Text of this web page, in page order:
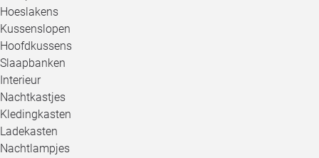
Hoeslakens
Kussenslopen
Hoofdkussens
Slaapbanken
Interieur
Nachtkastjes
Kledingkasten
Ladekasten
Nachtlampjes